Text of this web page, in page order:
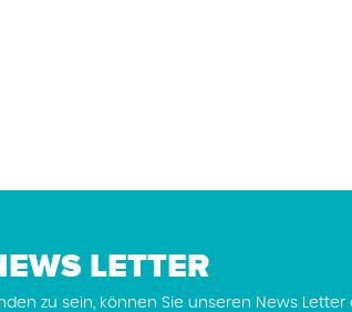
LETTER
zu sein, können Sie unseren News Letter